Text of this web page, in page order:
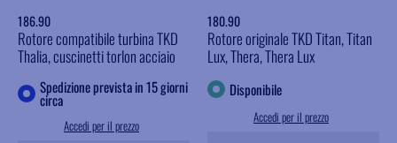
186.90
Rotore compatibile turbina TKD
Thalia, cuscinetti torlon acciaio
Spedizione prevista in 15 giorni
circa
Accedi per il prezzo
180.90
Rotore originale TKD Titan, Titan
Lux, Thera, Thera Lux
Disponibile
Accedi per il prezzo